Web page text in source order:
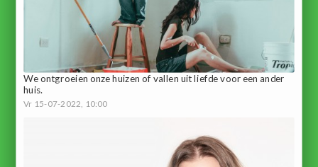
We ontgroeien onze huizen of vallen uit liefde voor een ander
huis.
Vr 15-07-2022, 10:00